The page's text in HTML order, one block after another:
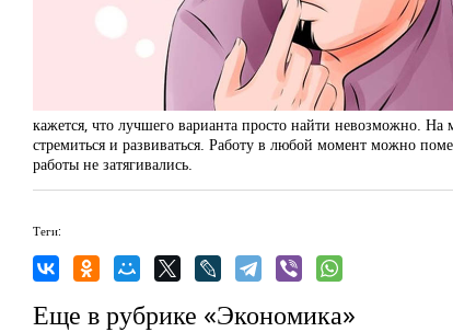
кажется, что лучшего варианта просто найти невозможно.
стремиться и развиваться. Работу в любой момент можно
работы не затягивались.
Теги:
Еще в рубрике «Экономика»